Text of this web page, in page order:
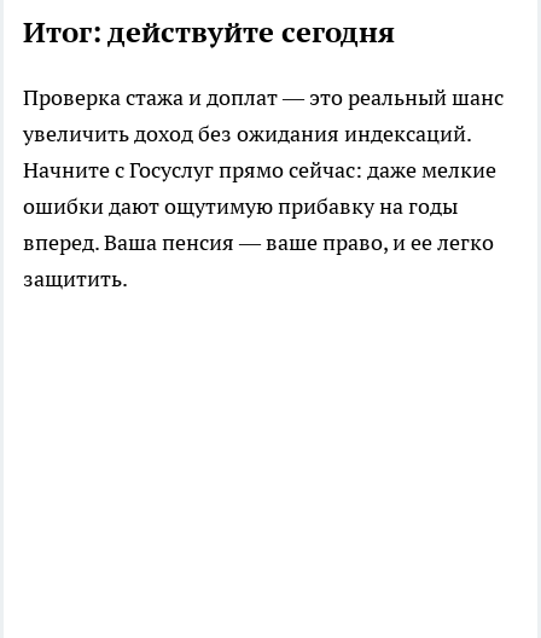
Итог: действуйте сегодня
Проверка стажа и доплат — это реальный шанс
увеличить доход без ожидания индексаций.
Начните с Госуслуг прямо сейчас: даже мелкие
ошибки дают ощутимую прибавку на годы
вперед. Ваша пенсия — ваше право, и ее легко
защитить.